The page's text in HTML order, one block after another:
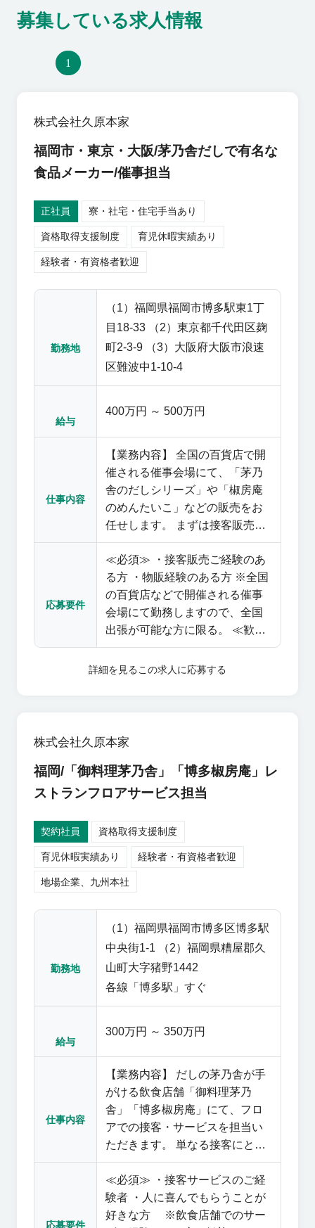
募集している求人情報
1
株式会社久原本家
福岡市・東京・大阪/茅乃舎だしで有名な
食品メーカー/催事担当
正社員 寮・社宅・住宅手当あり
資格取得支援制度 育児休暇実績あり
経験者・有資格者歓迎
勤務地
（1）福岡県福岡市博多駅東1丁
目18-33 （2）東京都千代田区麹
町2-3-9 （3）大阪府大阪市浪速
区難波中1-10-4
給与
400万円 ～ 500万円
仕事内容
【業務内容】 全国の百貨店で開
催される催事会場にて、「茅乃
舎のだしシリーズ」や「椒房庵
のめんたいこ」などの販売をお
任せします。 まずは接客販売を
通じて「茅乃舎ブランドを広く
知っていただき、ファンになっ
ていただく」ことを体現してい
ただきます。 将来的には、会場
設営、ヘルプスタッフの指導、
百貨店担当者との調整・折衝、
撤収作業など、催事運営全般を
担っていただきます。 【催事に
10日程度の出張あり ・催事がな
東京・大阪いずれか）に出勤
し、社内業務や振り返り会議に
【組織構成】 ・2チーム体制で
社者が多く、異業界での接客販
売経験を活かして活躍中 【仕事
「店舗ではなく、あなたに会い
に来た」とお客様から言われる
ほど、深い信頼関係を築いてい
る社員もいます。 まだ当社を知
らない方へのブランド訴求はも
も、この仕事の大きなやりがい
のおもてなし 社員一人ひとりに
裁量権があります。 例えば披露
宴の引出物をご相談いただいた
際に「サプライズでお祝いギフ
トを渡したい」と思えば、上司
断できる環境です。 マニュアル
を超える接客 細かいマニュアル
はなく、型にはめない接客を大
応募要件
≪必須≫ ・接客販売ご経験のあ
る方 ・物販経験のある方 ※全国
の百貨店などで開催される催事
会場にて勤務しますので、全国
出張が可能な方に限る。 ≪歓迎
≫ ・イベント、 催事業務のご経
験 ・食物販のご経験
詳細を見るこの求人に応募する
株式会社久原本家
福岡/「御料理茅乃舎」「博多椒房庵」レ
ストランフロアサービス担当
契約社員 資格取得支援制度
育児休暇実績あり 経験者・有資格者歓迎
地場企業、九州本社
勤務地
（1）福岡県福岡市博多区博多駅
中央街1-1 （2）福岡県糟屋郡久
山町大字猪野1442
各線「博多駅」すぐ
給与
300万円 ～ 350万円
仕事内容
【業務内容】 だしの茅乃舎が手
がける飲食店舗「御料理茅乃
舎」「博多椒房庵」にて、フロ
アでの接客・サービスを担当い
ただきます。 単なる接客にとど
まらず、ブランドの世界観を表
現しながら、お客様に心に残る
感動体験を提供することができ
る仕事です。 【御料理 茅乃舎】
応募要件
≪必須≫ ・接客サービスのご経
験者 ・人に喜んでもらうことが
好きな方 ※飲食店舗でのサー